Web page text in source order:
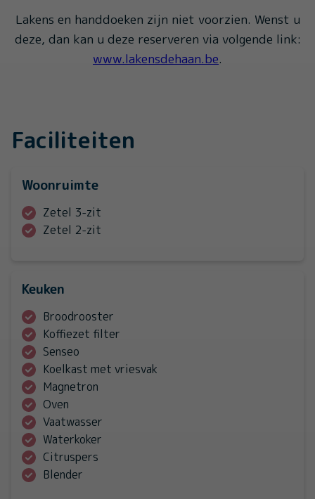
Lakens en handdoeken zijn niet voorzien. Wenst u
deze, dan kan u deze reserveren via volgende link:
www.lakensdehaan.be.
Faciliteiten
Woonruimte
Zetel 3-zit
Zetel 2-zit
Keuken
Broodrooster
Koffiezet filter
Senseo
Koelkast met vriesvak
Magnetron
Oven
Vaatwasser
Waterkoker
Citruspers
Blender